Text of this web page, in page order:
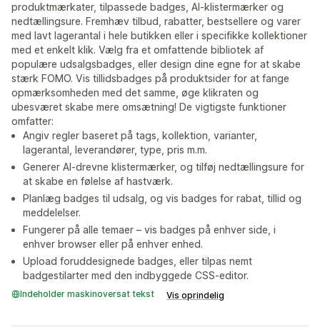
produktmærkater, tilpassede badges, AI-klistermærker og
nedtællingsure. Fremhæv tilbud, rabatter, bestsellere og varer
med lavt lagerantal i hele butikken eller i specifikke kollektioner
med et enkelt klik. Vælg fra et omfattende bibliotek af
populære udsalgsbadges, eller design dine egne for at skabe
stærk FOMO. Vis tillidsbadges på produktsider for at fange
opmærksomheden med det samme, øge klikraten og
ubesværet skabe mere omsætning! De vigtigste funktioner
omfatter:
Angiv regler baseret på tags, kollektion, varianter,
lagerantal, leverandører, type, pris m.m.
Generer AI-drevne klistermærker, og tilføj nedtællingsure for
at skabe en følelse af hastværk.
Planlæg badges til udsalg, og vis badges for rabat, tillid og
meddelelser.
Fungerer på alle temaer – vis badges på enhver side, i
enhver browser eller på enhver enhed.
Upload foruddesignede badges, eller tilpas nemt
badgestilarter med den indbyggede CSS-editor.
Indeholder maskinoversat tekst Vis oprindelig